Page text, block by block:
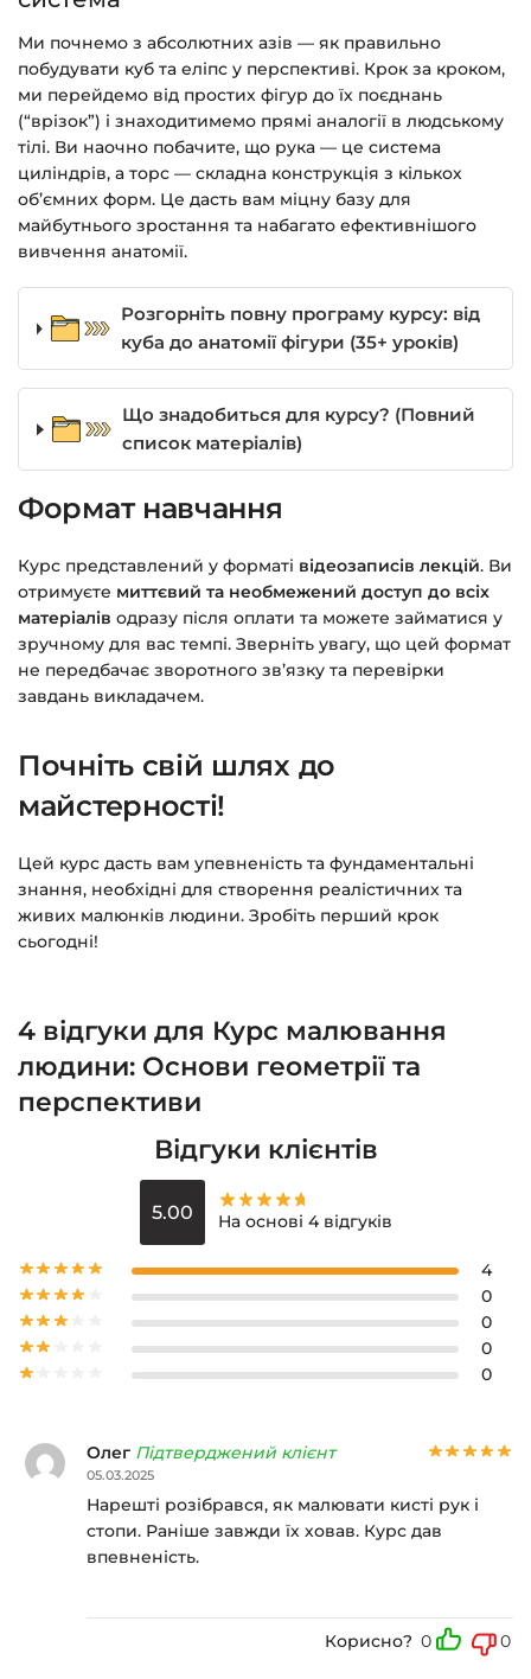
Ми почнемо з абсолютних азів — як правильно
побудувати куб та еліпс у перспективі. Крок за кроком,
ми перейдемо від простих фігур до їх поєднань
(“врізок”) і знаходитимемо прямі аналогії в людському
тілі. Ви наочно побачите, що рука — це система
циліндрів, а торс — складна конструкція з кількох
об’ємних форм. Це дасть вам міцну базу для
майбутнього зростання та набагато ефективнішого
вивчення анатомії.
Розгорніть повну програму курсу: від
куба до анатомії фігури (35+ уроків)
Що знадобиться для курсу? (Повний
список матеріалів)
Формат навчання
Курс представлений у форматі відеозаписів лекцій. Ви
отримуєте миттєвий та необмежений доступ до всіх
матеріалів одразу після оплати та можете займатися у
зручному для вас темпі. Зверніть увагу, що цей формат
не передбачає зворотного зв’язку та перевірки
завдань викладачем.
Почніть свій шлях до
майстерності!
Цей курс дасть вам упевненість та фундаментальні
знання, необхідні для створення реалістичних та
живих малюнків людини. Зробіть перший крок
сьогодні!
4 відгуки для Курс малювання
людини: Основи геометрії та
перспективи
Відгуки клієнтів
5.00 На основі 4 відгуків
4
0
0
0
0
Олег Підтверджений клієнт
05.03.2025
Нарешті розібрався, як малювати кисті рук і
стопи. Раніше завжди їх ховав. Курс дав
впевненість.
Корисно? 0 0